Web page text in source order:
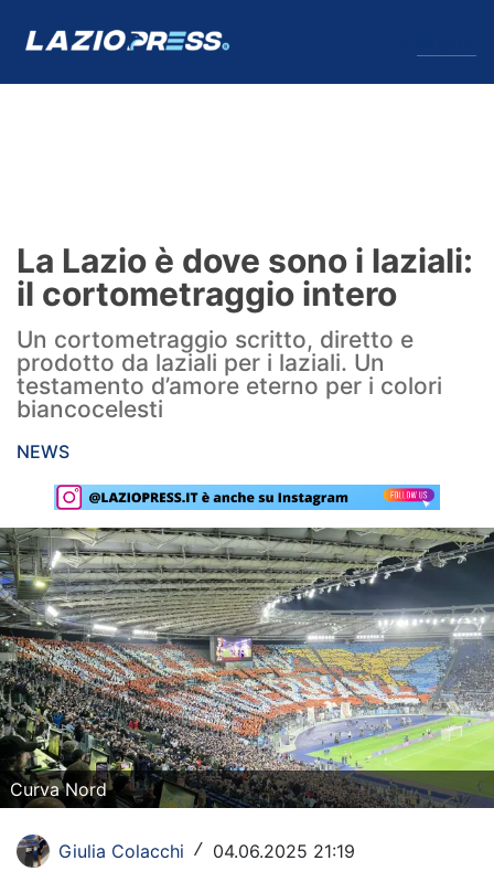
Formello
Infortuni
Primavera
Rassegna Lazio
Social
Calcio
Serie A
Champions League
Europa League
Altri Sport
Formula 1
La Lazio è dove sono i laziali:
il cortometraggio intero
Un cortometraggio scritto, diretto e
prodotto da laziali per i laziali. Un
testamento d’amore eterno per i colori
biancocelesti
NEWS
Curva Nord
Giulia Colacchi / 04.06.2025 21:19